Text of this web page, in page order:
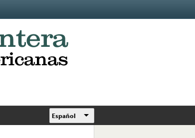
Español